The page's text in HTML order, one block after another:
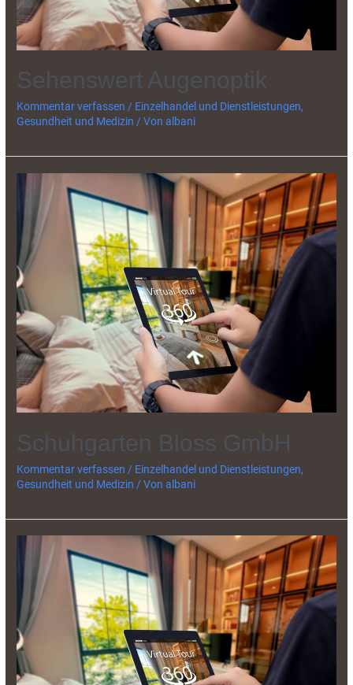
Sehenswert Augenoptik
Kommentar verfassen / Einzelhandel und Dienstleistungen,
Gesundheit und Medizin / Vonalbani
Schuhgarten Bloss GmbH
Kommentar verfassen / Einzelhandel und Dienstleistungen,
Gesundheit und Medizin / Vonalbani